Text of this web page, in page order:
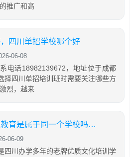
推广和高
四川单招学校哪个好
06-08
电话18982139672，地址位于成都
择四川单招培训班时需要关注哪些方
烈，越来
成都首先教育和考仕通教育是属于同一个学校吗？两者有什么关系
06-09
四川办学多年的老牌优质文化培训学